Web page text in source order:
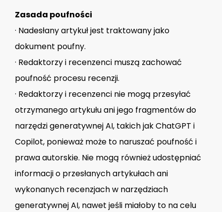
Zasada poufności
· Nadesłany artykuł jest traktowany jako
dokument poufny.
· Redaktorzy i recenzenci muszą zachować
poufność procesu recenzji.
· Redaktorzy i recenzenci nie mogą przesyłać
otrzymanego artykułu ani jego fragmentów do
narzędzi generatywnej AI, takich jak ChatGPT i
Copilot, ponieważ może to naruszać poufność i
prawa autorskie. Nie mogą również udostępniać
informacji o przesłanych artykułach ani
wykonanych recenzjach w narzędziach
generatywnej AI, nawet jeśli miałoby to na celu